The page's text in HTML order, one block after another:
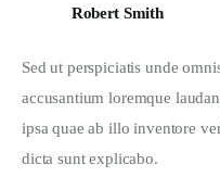
Robert Smith
Sed ut perspiciatis unde
accusantium loremque
ipsa quae ab illo inventore
dicta sunt explicabo.